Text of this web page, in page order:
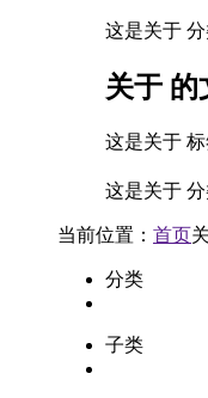
这是关于
关于 的
这是关于
这是关于
当前位置： 首页
分类
子类